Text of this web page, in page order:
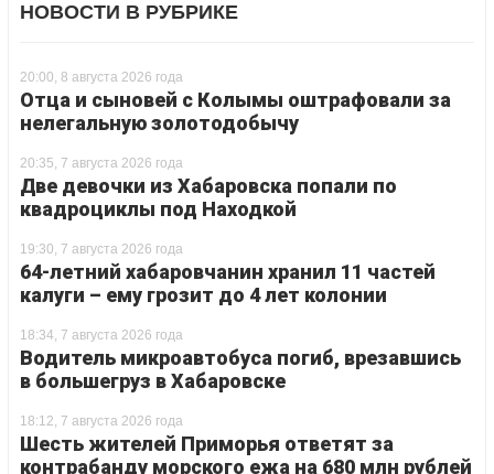
НОВОСТИ В РУБРИКЕ
20:00, 8 августа 2026 года
Отца и сыновей с Колымы оштрафовали за
нелегальную золотодобычу
20:35, 7 августа 2026 года
Две девочки из Хабаровска попали по
квадроциклы под Находкой
19:30, 7 августа 2026 года
64-летний хабаровчанин хранил 11 частей
калуги – ему грозит до 4 лет колонии
18:34, 7 августа 2026 года
Водитель микроавтобуса погиб, врезавшись
в большегруз в Хабаровске
18:12, 7 августа 2026 года
Шесть жителей Приморья ответят за
контрабанду морского ежа на 680 млн рублей